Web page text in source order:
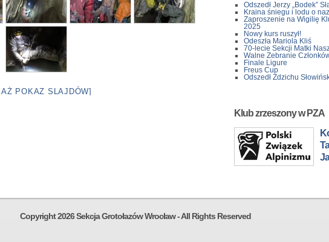
POKAZ SLAJDÓW]
Odszedł Jerzy „Bodek”
Kraina śniegu i lodu o
Zaproszenie na Wigilię
2025
Nowy kurs ruszył!
Odeszła Mariola Kliś
70-lecie Sekcji Matki
Walne Zebranie
Finale Ligure
Freus Cup
Odszedł Zdzichu
Klub zrzeszony w PZA
Copyright 2026 Sekcja Grotołazów Wrocław - All Rights Reserved